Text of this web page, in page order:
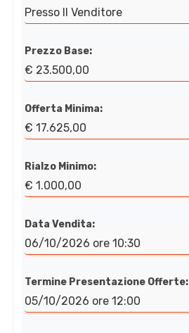
Presso Il Venditore
Prezzo Base:
€ 23.500,00
Offerta Minima:
€ 17.625,00
Rialzo Minimo:
€ 1.000,00
Data Vendita:
06/10/2026 ore 10:30
Termine Presentazione Offerte:
05/10/2026 ore 12:00